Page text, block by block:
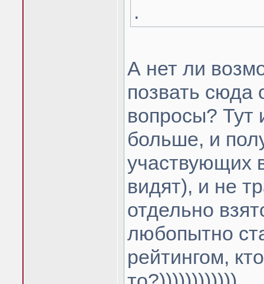
.
А нет ли
позвать сюда
вопросы?
больше, и
участвующих
видят), и не
отдельно
любопытно
рейтингом,